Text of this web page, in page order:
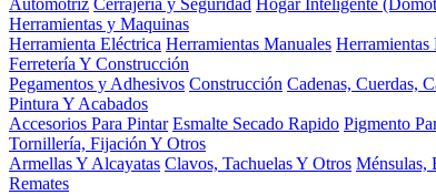
Automotriz Cerrajería y Seguridad Hogar Inteligente
Herramientas y Maquinas
Herramienta Eléctrica Herramientas Manuales
Ferretería Y Construcción
Pegamentos y Adhesivos Construcción Cadenas, Cuerdas,
Pintura Y Acabados
Accesorios Para Pintar Esmalte Secado Rapido Pigmento
Tornillería, Fijación Y Otros
Armellas Y Alcayatas Clavos, Tachuelas Y Otros Ménsulas,
Remates